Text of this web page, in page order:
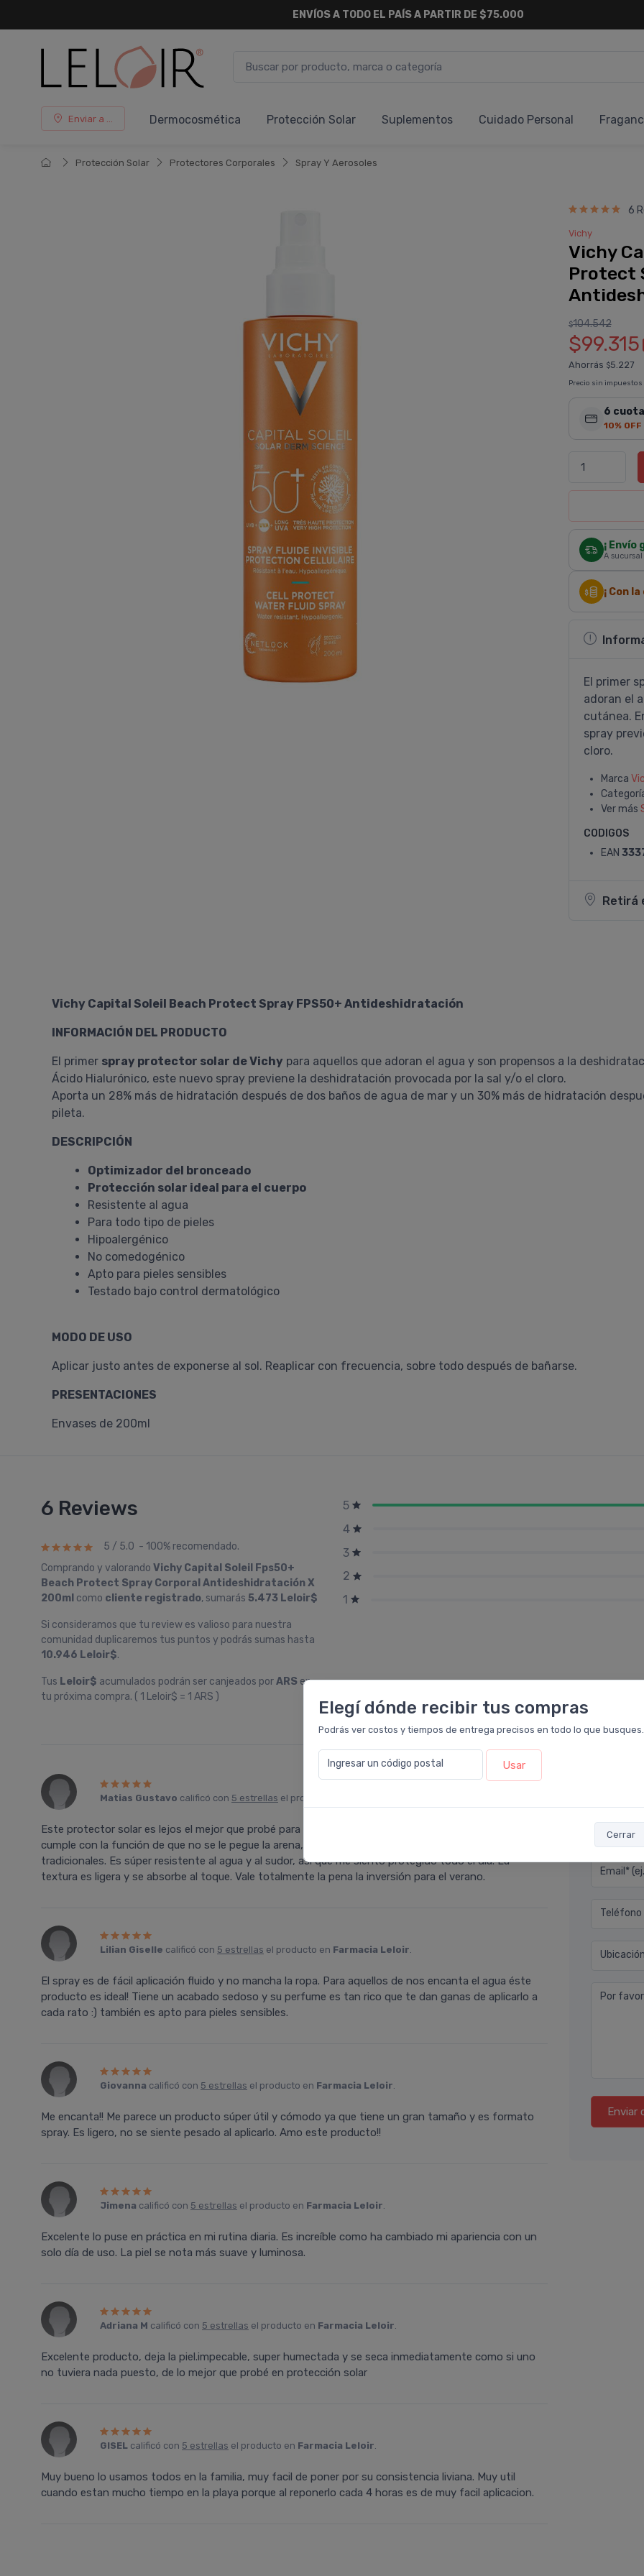
Elegí dónde recibir tus compras
Podrás ver costos y tiempos de entrega precisos en todo lo que busques.
Ingresar un código postal Usar
Cerrar
ENVÍOS A TODO EL PAÍS A PARTIR DE $75.000
Enviar a ... Dermocosmética Protección Solar Suplementos Cuidado Personal
Protección Solar Protectores Corporales Spray Y Aerosoles
6
Vichy
Vichy
Protect
$104.542
$99.315
Ahorrás $5.227
Precio sin
6
10% OFF
¡ Envío
A
¡ Con
El primer
adoran el
cutánea.
spray
cloro.
Marca
Ver más
CODIGOS
EAN
Retirá
Vichy Capital Soleil Beach Protect Spray FPS50+ Antideshidratación
INFORMACIÓN DEL PRODUCTO
El primer spray protector solar de Vichy para aquellos que adoran el agua y son propensos a la
Ácido Hialurónico, este nuevo spray previene la deshidratación provocada por la sal y/o el cloro.
Aporta un 28% más de hidratación después de dos baños de agua de mar y un 30% más de hidratación
pileta.
DESCRIPCIÓN
Optimizador del bronceado
Protección solar ideal para el cuerpo
Resistente al agua
Para todo tipo de pieles
Hipoalergénico
No comedogénico
Apto para pieles sensibles
Testado bajo control dermatológico
MODO DE USO
Aplicar justo antes de exponerse al sol. Reaplicar con frecuencia, sobre todo después de bañarse.
PRESENTACIONES
Envases de 200ml
6 Reviews
5 / 5.0 - 100% recomendado.
Comprando y valorando Vichy Capital Soleil Fps50+
Beach Protect Spray Corporal Antideshidratación X
200ml como cliente registrado, sumarás 5.473 Leloir$
Si consideramos que tu review es valioso para nuestra
comunidad duplicaremos tus puntos y podrás sumas hasta
10.946 Leloir$.
Tus Leloir$ acumulados podrán ser canjeados porARS en
tu próxima compra. ( 1 Leloir$ = 1 ARS )
5
4
3
2
1
Matias Gustavo calificó con 5 estrellas el producto en
Este protector solar es lejos el mejor que probé para la playa. Lo que más me gusta es que realmente
cumple con la función de que no se le pegue la arena, algo que suele ser muy molesto con las cremas
tradicionales. Es súper resistente al agua y al sudor, así que me siento protegido todo el día. La
textura es ligera y se absorbe al toque. Vale totalmente la pena la inversión para el verano.
Lilian Giselle calificó con 5 estrellas el producto en Farmacia Leloir.
El spray es de fácil aplicación fluido y no mancha la ropa. Para aquellos de nos encanta el agua éste
producto es ideal! Tiene un acabado sedoso y su perfume es tan rico que te dan ganas de aplicarlo a
cada rato :) también es apto para pieles sensibles.
Giovanna calificó con 5 estrellas el producto en Farmacia Leloir.
Me encanta!! Me parece un producto súper útil y cómodo ya que tiene un gran tamaño y es formato
spray. Es ligero, no se siente pesado al aplicarlo. Amo este producto!!
Jimena calificó con 5 estrellas el producto en Farmacia Leloir.
Excelente lo puse en práctica en mi rutina diaria. Es increíble como ha cambiado mi apariencia con un
solo día de uso. La piel se nota más suave y luminosa.
Adriana M calificó con 5 estrellas el producto en Farmacia Leloir.
Excelente producto, deja la piel.impecable, super humectada y se seca inmediatamente como si uno
no tuviera nada puesto, de lo mejor que probé en protección solar
GISEL calificó con 5 estrellas el producto en Farmacia Leloir.
Muy bueno lo usamos todos en la familia, muy facil de poner por su consistencia liviana. Muy util
cuando estan mucho tiempo en la playa porque al reponerlo cada 4 horas es de muy facil aplicacion.
Nombre
Email*
Teléfono
Ubicación
Por
Enviar